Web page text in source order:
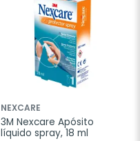
NEXCARE
3M Nexcare Apósito
líquido spray, 18 ml